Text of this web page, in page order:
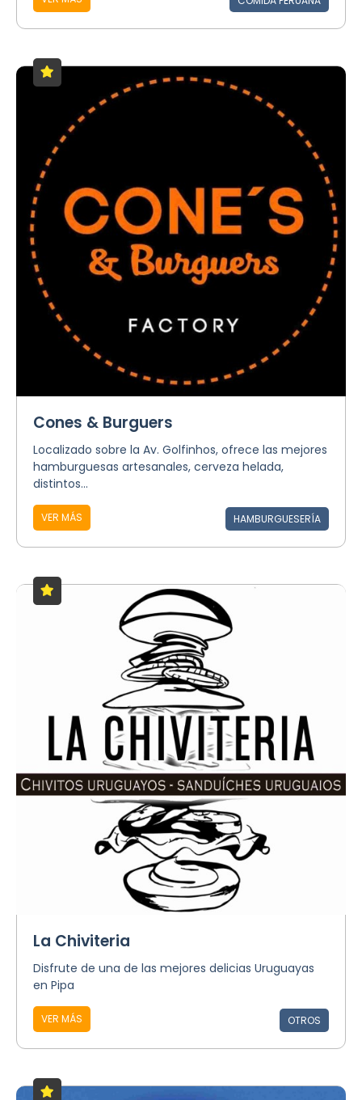
Cones & Burguers
Localizado sobre la Av. Golfinhos, ofrece las mejores
hamburguesas artesanales, cerveza helada,
distintos...
VER MÁS HAMBURGUESERÍA
La Chiviteria
Disfrute de una de las mejores delicias Uruguayas
en Pipa
VER MÁS OTROS